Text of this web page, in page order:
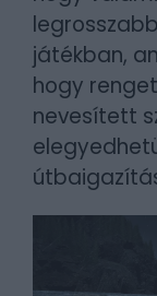
játékban,
hogy
nevesített